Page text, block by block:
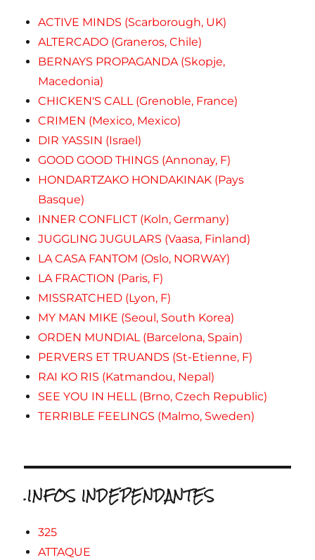
ACTIVE MINDS (Scarborough, UK)
ALTERCADO (Graneros, Chile)
BERNAYS PROPAGANDA (Skopje,
Macedonia)
CHICKEN'S CALL (Grenoble, France)
CRIMEN (Mexico, Mexico)
DIR YASSIN (Israel)
GOOD GOOD THINGS (Annonay, F)
HONDARTZAKO HONDAKINAK (Pays
Basque)
INNER CONFLICT (Koln, Germany)
JUGGLING JUGULARS (Vaasa, Finland)
LA CASA FANTOM (Oslo, NORWAY)
LA FRACTION (Paris, F)
MISSRATCHED (Lyon, F)
MY MAN MIKE (Seoul, South Korea)
ORDEN MUNDIAL (Barcelona, Spain)
PERVERS ET TRUANDS (St-Etienne, F)
RAI KO RIS (Katmandou, Nepal)
SEE YOU IN HELL (Brno, Czech Republic)
TERRIBLE FEELINGS (Malmo, Sweden)
.INFOS INDEPENDANTES
325
ATTAQUE